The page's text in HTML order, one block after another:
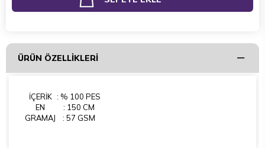
ÜRÜN ÖZELLIKLERI
İÇERİK : % 100 PES
EN
: 150 CM
GRAMAJ
: 57 GSM